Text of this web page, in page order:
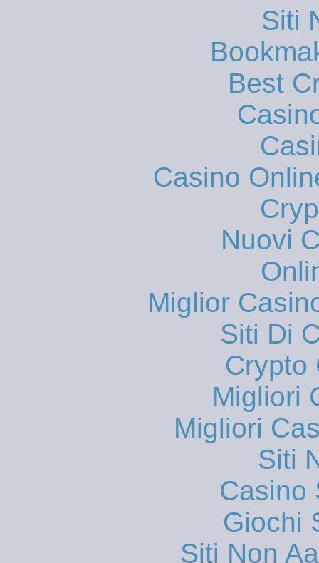
Siti
Best
Casino
Nuovi
Miglior
Siti Di
Crypto
Migliori
Migliori
Siti
Casino
Giochi
Siti Non